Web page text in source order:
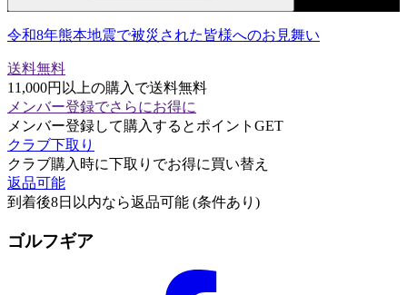
令和8年熊本地震で被災された皆様へのお見舞い
送料無料
11,000円以上の購入で送料無料
メンバー登録でさらにお得に
メンバー登録して購入するとポイントGET
クラブ下取り
クラブ購入時に下取りでお得に買い替え
返品可能
到着後8日以内なら返品可能 (条件あり)
ゴルフギア